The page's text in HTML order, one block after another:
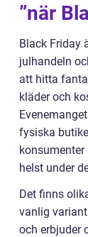
”när
Black Friday
julhandeln
att hitta
kläder och
fysiska
helst under
Det finns
vanlig
och erbjuder